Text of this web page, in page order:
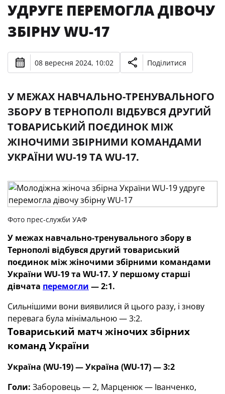
УДРУГЕ ПЕРЕМОГЛА ДІВОЧУ
ЗБІРНУ WU-17
08 вересня 2024, 10:02 Поділитися
У МЕЖАХ НАВЧАЛЬНО-ТРЕНУВАЛЬНОГО
ЗБОРУ В ТЕРНОПОЛІ ВІДБУВСЯ ДРУГИЙ
ТОВАРИСЬКИЙ ПОЄДИНОК МІЖ
ЖІНОЧИМИ ЗБІРНИМИ КОМАНДАМИ
УКРАЇНИ WU-19 ТА WU-17.
Фото прес-служби УАФ
У межах навчально-тренувального збору в
Тернополі відбувся другий товариський
поєдинок між жіночими збірними командами
України WU-19 та WU-17. У першому старші
дівчата перемогли — 2:1.
Сильнішими вони виявилися й цього разу, і знову
перевага була мінімальною — 3:2.
Товариський матч жіночих збірних
команд України
Україна (WU-19) — Україна (WU-17) — 3:2
Голи: Заборовець — 2, Марценюк — Іванченко,